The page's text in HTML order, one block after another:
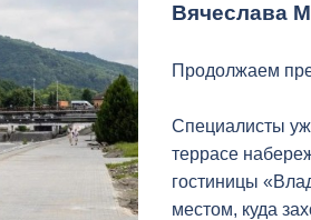
Вячеслава
Продолжаем
Специалисты
террасе
гостиницы
местом, куда